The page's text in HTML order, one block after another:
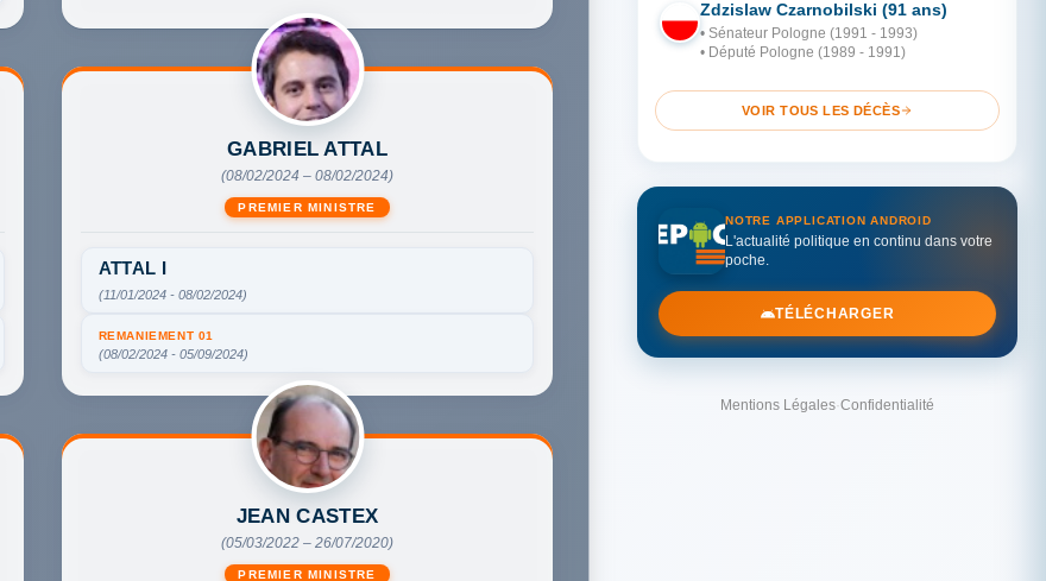
GABRIEL ATTAL
(08/02/2024 – 08/02/2024)
PREMIER MINISTRE
ATTAL I
(11/01/2024 - 08/02/2024)
REMANIEMENT 01
(08/02/2024 - 05/09/2024)
JEAN CASTEX
(05/03/2022 – 26/07/2020)
PREMIER MINISTRE
PO
Zdzislaw Czarnobilski (91 ans)
• Sénateur Pologne (1991 - 1993)
• Député Pologne (1989 - 1991)
VOIR TOUS LES DÉCÈS
NOTRE APPLICATION ANDROID
L'actualité politique en continu dans votre
poche.
TÉLÉCHARGER
Mentions Légales·Confidentialité